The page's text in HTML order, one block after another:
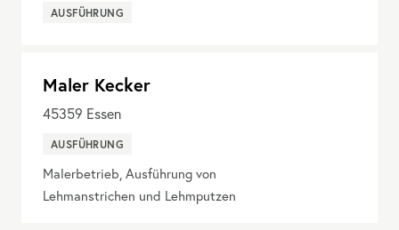
AUSFÜHRUNG
Maler Kecker
45359 Essen
AUSFÜHRUNG
Malerbetrieb, Ausführung von
Lehmanstrichen und Lehmputzen